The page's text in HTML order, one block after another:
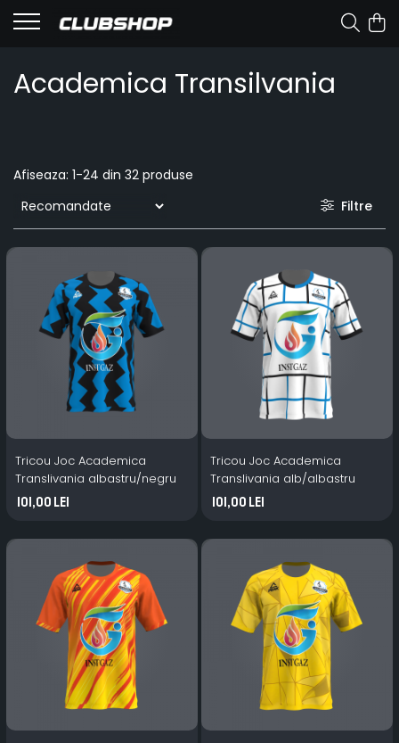
Academica Transilvania
Afiseaza: 1-24 din 32 produse
Filtre
Tricou Joc Academica
Translivania albastru/negru
101,00 Lei
Tricou Joc Academica
Translivania alb/albastru
101,00 Lei